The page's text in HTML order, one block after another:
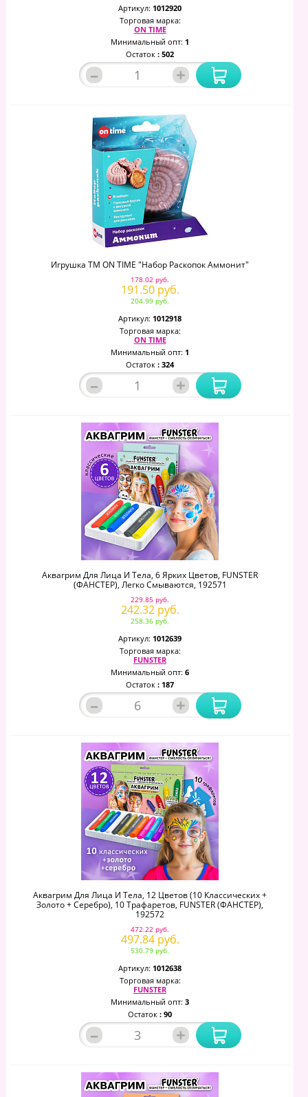
Артикул: 1012920
Торговая марка:
ON TIME
Минимальный опт: 1
Остаток : 502
– +
Игрушка ТМ ON TIME "Набор Раскопок Аммонит"
178.02 руб.
191.50 руб.
204.99 руб.
Артикул: 1012918
Торговая марка:
ON TIME
Минимальный опт: 1
Остаток : 324
– +
Аквагрим Для Лица И Тела, 6 Ярких Цветов, FUNSTER
(ФАНСТЕР), Легко Смываются, 192571
229.85 руб.
242.32 руб.
258.36 руб.
Артикул: 1012639
Торговая марка:
FUNSTER
Минимальный опт: 6
Остаток : 187
– +
Аквагрим Для Лица И Тела, 12 Цветов (10 Классических +
Золото + Серебро), 10 Трафаретов, FUNSTER (ФАНСТЕР),
192572
472.22 руб.
497.84 руб.
530.79 руб.
Артикул: 1012638
Торговая марка:
FUNSTER
Минимальный опт: 3
Остаток : 90
– +